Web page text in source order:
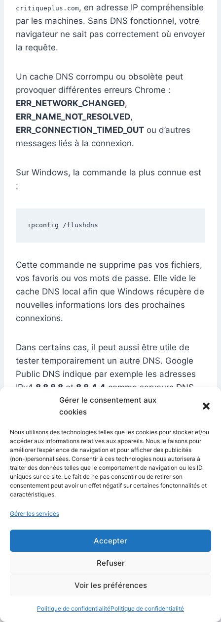
Gérer le consentement aux
cookies
Nous utilisons des technologies telles que les cookies pour stocker et/ou
accéder aux informations relatives aux appareils. Nous le faisons pour
améliorer l’expérience de navigation et pour afficher des publicités
(non-)personnalisées. Consentir à ces technologies nous autorisera à
traiter des données telles que le comportement de navigation ou les ID
uniques sur ce site. Le fait de ne pas consentir ou de retirer son
consentement peut avoir un effet négatif sur certaines fonctonnalités et
caractéristiques.
Gérer les services
Accepter
Refuser
Voir les préférences
Politique de confidentialitéPolitique de confidentialité
critiqueplus.com, en adresse IP compréhensible
par les machines. Sans DNS fonctionnel, votre
navigateur ne sait pas correctement où envoyer
la requête.
Un cache DNS corrompu ou obsolète peut
provoquer différentes erreurs Chrome :
ERR_NETWORK_CHANGED,
ERR_NAME_NOT_RESOLVED,
ERR_CONNECTION_TIMED_OUT ou d’autres
messages liés à la connexion.
Sur Windows, la commande la plus connue est
:
ipconfig /flushdns
Cette commande ne supprime pas vos fichiers,
vos favoris ou vos mots de passe. Elle vide le
cache DNS local afin que Windows récupère de
nouvelles informations lors des prochaines
connexions.
Dans certains cas, il peut aussi être utile de
tester temporairement un autre DNS. Google
Public DNS indique par exemple les adresses
IPv4 8.8.8.8 et 8.8.4.4 comme serveurs DNS
publics. Cette option doit être présentée
comme un test, pas comme une solution
obligatoire pour tout le monde.
Un VPN qui se reconnecte ou
change de serveur
VPN
connexion Internet. Il peut être utile pour
professionnel ou utiliser un serveur situé dans
un autre pays. Mais s’il se déconnecte, se
reconnecte ou change de serveur pendant le
chargement d’une page, Chrome peut afficher